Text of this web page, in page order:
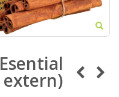
extern)